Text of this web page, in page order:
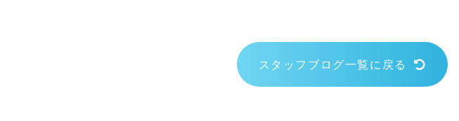
スタッフブログ一覧に戻る